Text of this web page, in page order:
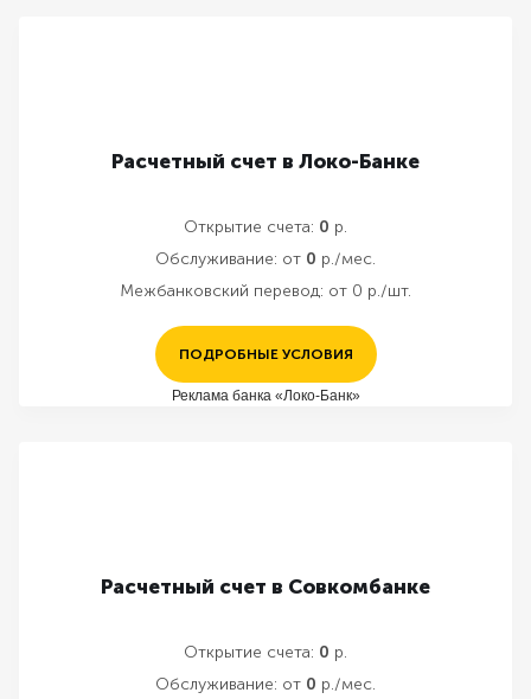
Расчетный счет в Локо-Банке
Открытие счета: 0 р.
Обслуживание: от 0 р./мес.
Межбанковский перевод: от 0 р./шт.
ПОДРОБНЫЕ УСЛОВИЯ
Реклама банка «Локо-Банк»
Расчетный счет в Совкомбанке
Открытие счета: 0 р.
Обслуживание: от 0 р./мес.